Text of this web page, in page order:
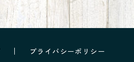
プライバシーポリシー